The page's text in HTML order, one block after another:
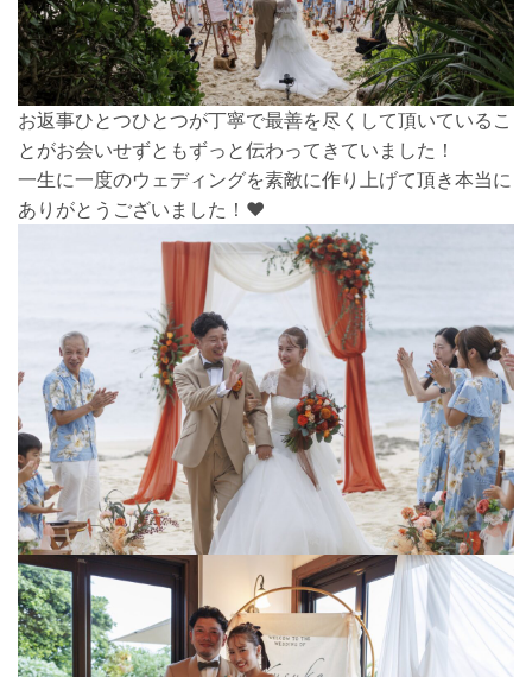
お返事ひとつひとつが丁寧で最善を尽くして頂いているこ
とがお会いせずともずっと伝わってきていました！
一生に一度のウェディングを素敵に作り上げて頂き本当に
ありがとうございました！♥